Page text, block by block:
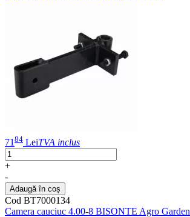
71 84 LeiTVA inclus
+
-
Adaugă în coș
Cod BT7000134
Camera cauciuc 4.00-8 BISONTE Agro Garden